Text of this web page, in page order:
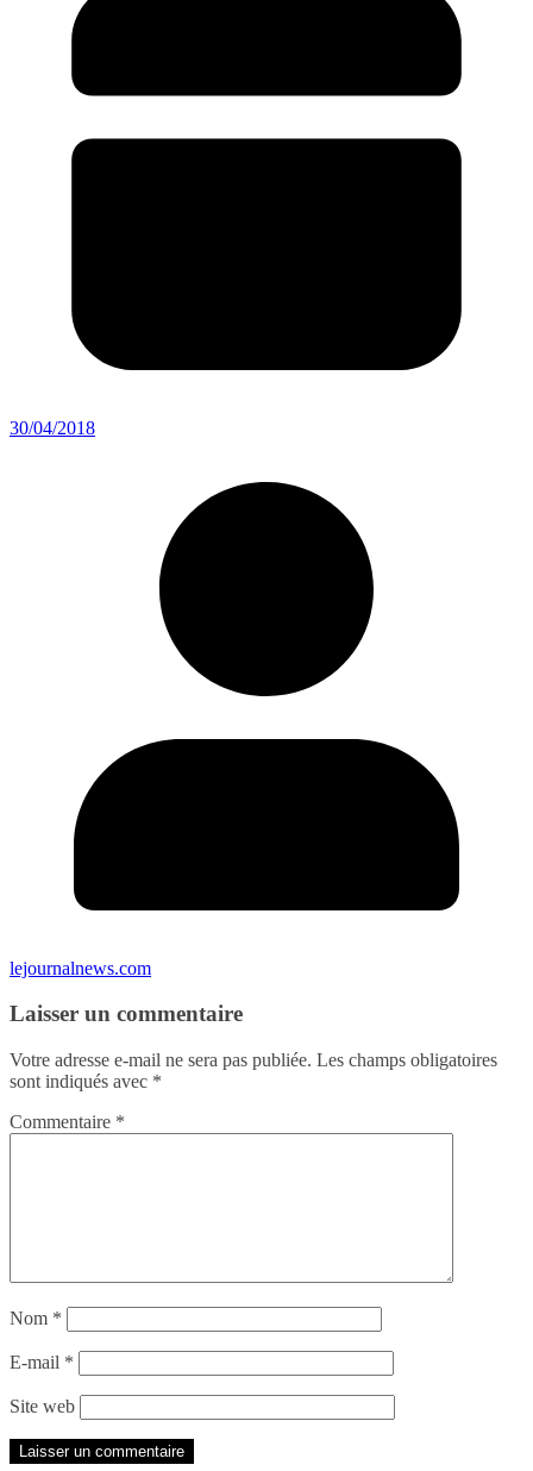
30/04/2018
lejournalnews.com
Laisser un commentaire
Votre adresse e-mail ne sera pas publiée. Les champs obligatoires
sont indiqués avec *
Commentaire *
Nom *
E-mail *
Site web